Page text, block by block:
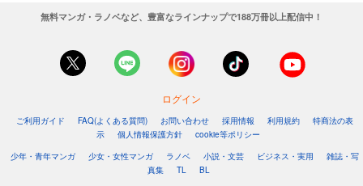
無料マンガ・ラノベなど、豊富なラインナップで188万冊以上配信中！
ログイン
ご利用ガイド FAQ(よくある質問) お問い合わせ 採用情報 利用規約
特商法の表
示
個人情報保護方針
cookie等ポリシー
少年・青年マンガ
少女・女性マンガ ラノベ 小説・文芸 ビジネス・実用
雑誌・写
真集
TL BL